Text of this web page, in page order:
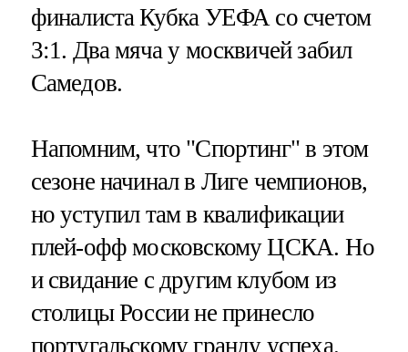
финалиста Кубка УЕФА со счетом
3:1. Два мяча у москвичей забил
Самедов.
Напомним, что "Спортинг" в этом
сезоне начинал в Лиге чемпионов,
но уступил там в квалификации
плей-офф московскому ЦСКА. Но
и свидание с другим клубом из
столицы России не принесло
португальскому гранду успеха.